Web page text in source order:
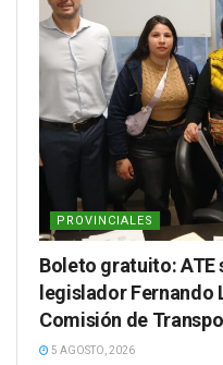
PROVINCIALES
Boleto gratuito: ATE
legislador Fernando
Comisión de
5 AGOSTO, 2026